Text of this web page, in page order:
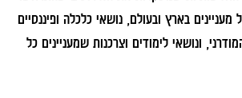
בארץ ובעולם, נושאי כלכלה ופיננסיים
ונושאי לימודים וצרכנות שמעניינים כל